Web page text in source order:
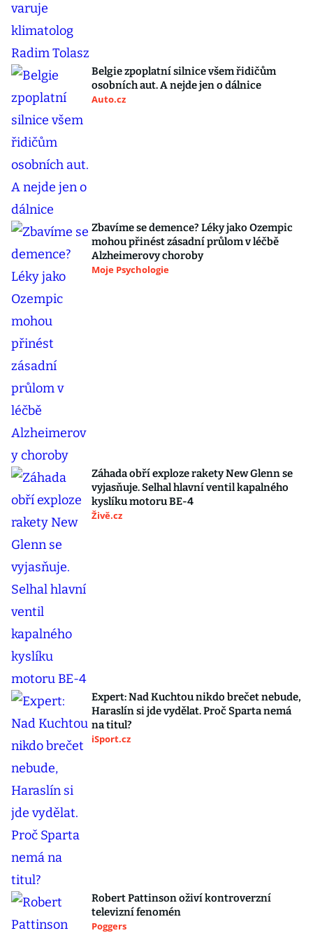
Belgie zpoplatní silnice všem řidičům
osobních aut. A nejde jen o dálnice
Auto.cz
Zbavíme se demence? Léky jako Ozempic
mohou přinést zásadní průlom v léčbě
Alzheimerovy choroby
Moje Psychologie
Záhada obří exploze rakety New Glenn se
vyjasňuje. Selhal hlavní ventil kapalného
kyslíku motoru BE-4
Živě.cz
Expert: Nad Kuchtou nikdo brečet nebude,
Haraslín si jde vydělat. Proč Sparta nemá
na titul?
iSport.cz
Robert Pattinson oživí kontroverzní
televizní fenomén
Poggers